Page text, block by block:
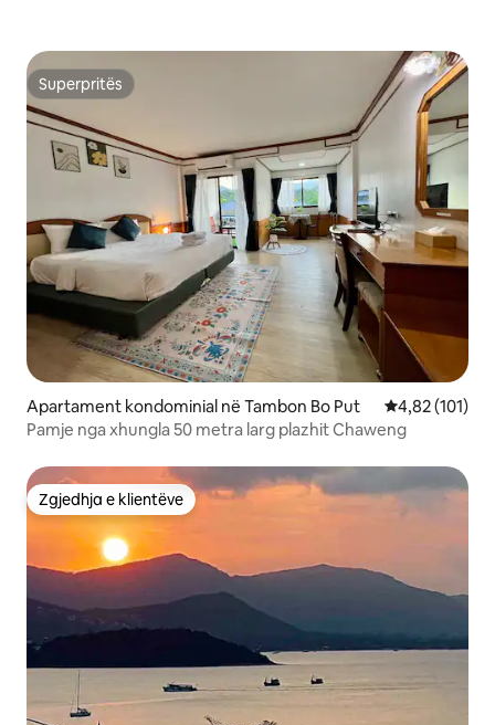
Superpritës
Superpritës
Apartament kondominial në Tambon Bo Put Vlerësimi
4,82 (101)
Pamje nga xhungla 50 metra larg plazhit Chaweng
Zgjedhja e klientëve
Zgjedhja e klientëve